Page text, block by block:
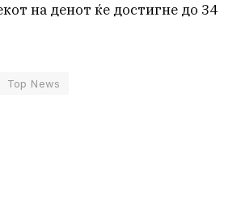
на денот ќе достигне до 34
Top News